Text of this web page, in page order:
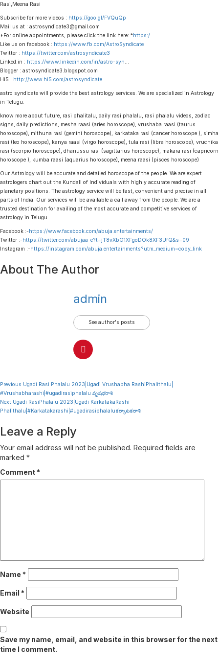
Rasi,Meena Rasi
Subscribe for more videos : https://goo.gl/FVQuQp
Mail us at : astrosyndicate3@gmail.com
*For online appointments, please click the link here: *https:/
Like us on facebook : https://www.fb.com/AstroSyndicate
Twitter : https://twitter.com/astrosyndicate3
Linked.in : https://www.linkedin.com/in/astro-syn
Blogger : astrosyndicate3.blogspot.com
Hi5 : http://www.hi5.com/astrosyndicate
astro syndicate will provide the best astrology services. We are specialized in Astrology
in Telugu.
know more about future, rasi phalitalu, daily rasi phalalu, rasi phalalu videos, zodiac
signs, daily predictions, mesha raasi (aries horoscope), vrushaba raasi (taurus
horoscope), mithuna rasi (gemini horoscope), karkataka rasi (cancer horoscope ), simha
rasi (leo horoscope), kanya raasi (virgo horoscope), tula rasi (libra horoscope), vruchika
rasi (scorpio horoscope), dhanussu rasi (sagittarius horoscope), makara rasi (capricorn
horoscope ), kumba raasi (aquarius horoscope), meena raasi (pisces horoscope)
Our Astrology will be accurate and detailed horoscope of the people. We are expert
astrologers chart out the Kundali of Individuals with highly accurate reading of
planetary positions. The astrology service will be fast, convenient and precise in all
parts of India. Our services will be available a call away from the people. We are a
trusted destination for availing of the most accurate and competitive services of
astrology in Telugu.
Facebook :-https://www.facebook.com/abuja.entertainments/
Twitter :-https://twitter.com/abujaa_e?t=jT8vXbO1XFgoDOk8XF3UfQ&s=09
Instagram :-https://instagram.com/abuja.entertainments?utm_medium=copy_link
About The Author
admin
See author's posts
Continue
Reading
Previous Ugadi Rasi Phalalu 2023|Ugadi Vrushabha RashiPhalithalu|
#Vrushabharashi|#ugadirasiphalalu వృషభరాశి
Next Ugadi RasiPhalalu 2023|Ugadi KarkatakaRashi
Phalithalu|#Karkatakarashi|#ugadirasiphalaluకర్కాటకరాశి
Leave a Reply
Your email address will not be published. Required fields are
marked *
Comment *
Name *
Email *
Website
Save my name, email, and website in this browser for the next
time I comment.